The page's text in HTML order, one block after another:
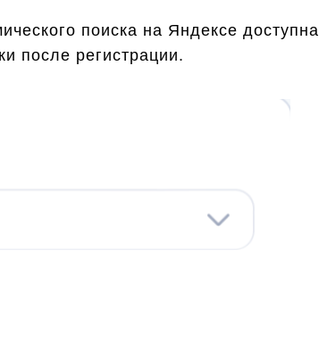
поиска на Яндексе доступна
после регистрации.